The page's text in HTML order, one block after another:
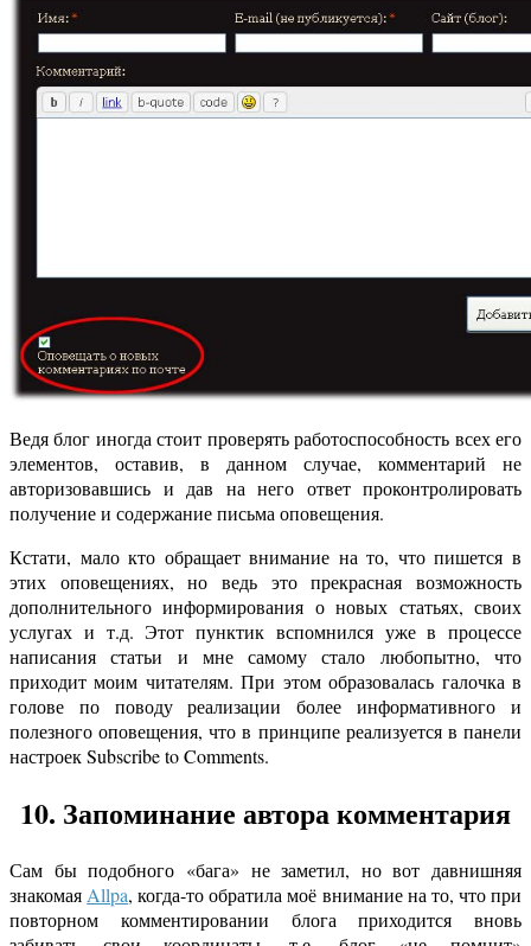
Ведя блог иногда стоит проверять работоспособность всех его
элементов, оставив, в данном случае, комментарий не
авторизовавшись и дав на него ответ проконтролировать
получение и содержание письма оповещения.
Кстати, мало кто обращает внимание на то, что пишется в
этих оповещениях, но ведь это прекрасная возможность
дополнительного информирования о новых статьях, своих
услугах и т.д. Этот пунктик вспомнился уже в процессе
написания статьи и мне самому стало любопытно, что
приходит моим читателям. При этом образовалась галочка в
голове по поводу реализации более информативного и
полезного оповещения, что в принципе реализуется в панели
настроек Subscribe to Comments.
10. Запоминание автора комментария
Сам бы подобного «бага» не заметил, но вот давнишняя
знакомая Allpa, когда-то обратила моё внимание на то, что при
повторном комментировании блога приходится вновь